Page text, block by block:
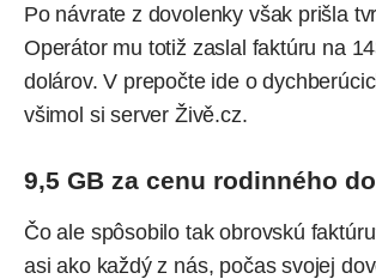
Po návrate z dovolenky však prišla
Operátor mu totiž zaslal faktúru na
dolárov. V prepočte ide o
všimol si server Živě.cz.
9,5 GB za cenu rodinného
Čo ale spôsobilo tak obrovskú
asi ako každý z nás, počas svojej